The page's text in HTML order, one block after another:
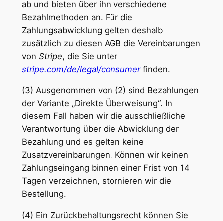
ab und bieten über ihn verschiedene
Bezahlmethoden an. Für die
Zahlungsabwicklung gelten deshalb
zusätzlich zu diesen AGB die Vereinbarungen
von Stripe, die Sie unter
stripe.com/de/legal/consumerfinden.
(3) Ausgenommen von (2) sind Bezahlungen
der Variante „Direkte Überweisung“. In
diesem Fall haben wir die ausschließliche
Verantwortung über die Abwicklung der
Bezahlung und es gelten keine
Zusatzvereinbarungen. Können wir keinen
Zahlungseingang binnen einer Frist von 14
Tagen verzeichnen, stornieren wir die
Bestellung.
(4) Ein Zurückbehaltungsrecht können Sie